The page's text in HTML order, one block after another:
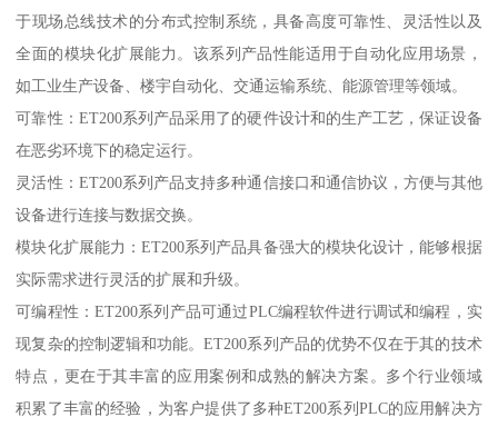
于现场总线技术的分布式控制系统，具备高度可靠性、灵活性以及
全面的模块化扩展能力。该系列产品性能适用于自动化应用场景，
如工业生产设备、楼宇自动化、交通运输系统、能源管理等领域。
可靠性：ET200系列产品采用了的硬件设计和的生产工艺，保证设备
在恶劣环境下的稳定运行。
灵活性：ET200系列产品支持多种通信接口和通信协议，方便与其他
设备进行连接与数据交换。
模块化扩展能力：ET200系列产品具备强大的模块化设计，能够根据
实际需求进行灵活的扩展和升级。
可编程性：ET200系列产品可通过PLC编程软件进行调试和编程，实
现复杂的控制逻辑和功能。ET200系列产品的优势不仅在于其的技术
特点，更在于其丰富的应用案例和成熟的解决方案。多个行业领域
积累了丰富的经验，为客户提供了多种ET200系列PLC的应用解决方